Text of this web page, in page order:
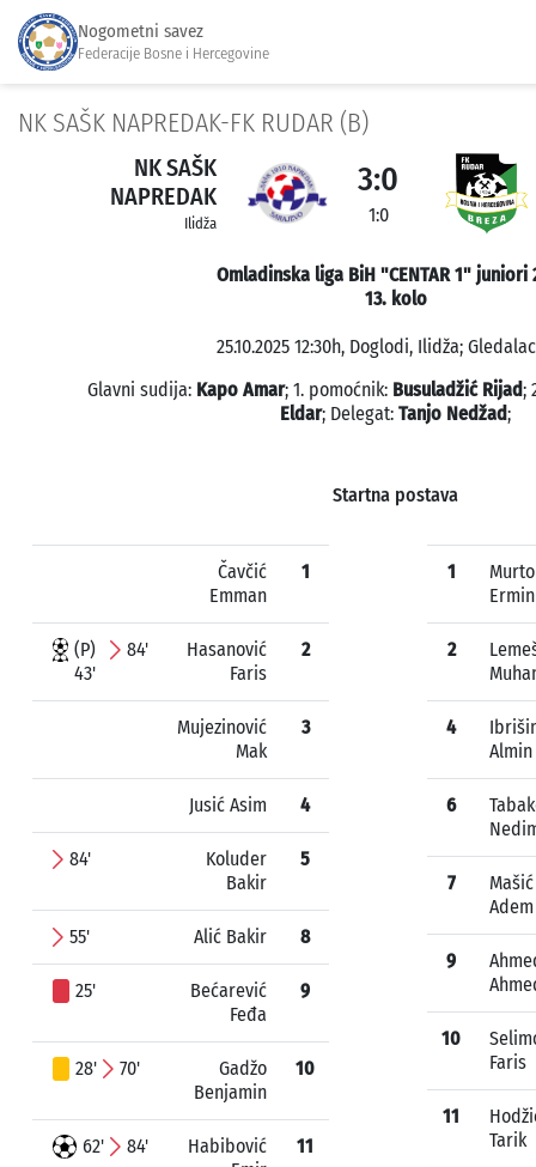
Nogometni savez
Federacije Bosne i Hercegovine
NK SAŠK NAPREDAK-FK RUDAR (B)
NK SAŠK
NAPREDAK
Ilidža
3:0
1:0
Omladinska liga BiH "CENTAR 1" juniori
13. kolo
25.10.2025 12:30h, Doglodi, Ilidža;
Glavni sudija: Kapo Amar; 1. pomoćnik: Busuladžić Rijad;
Eldar; Delegat: Tanjo Nedžad;
Startna postava
Čavčić
Emman
1
(P)
43'
84'
Hasanović
Faris
2
Mujezinović
Mak
3
Jusić Asim 4
84'
Koluder
Bakir
5
55' Alić Bakir 8
25'
Bećarević
Feđa
9
28' 70'
Gadžo
Benjamin
10
62' 84'
Habibović
11
1
Murto
Ermin
2
4
Almin
6
7
Mašić
Adem
9
10
Faris
11
Tarik